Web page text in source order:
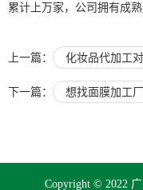
累计上万家，公司拥有成熟
上一篇： 化妆品代加工
下一篇： 想找面膜加工
Copyright © 2022